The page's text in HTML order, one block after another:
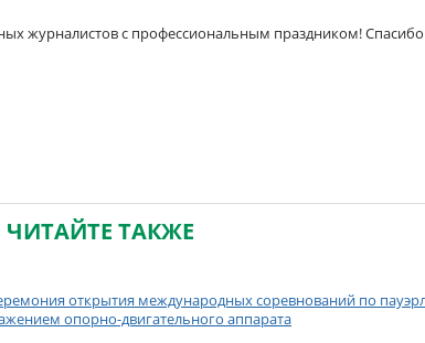
журналистов с профессиональным праздником!
ЧИТАЙТЕ ТАКЖЕ
открытия международных соревнований по
опорно-двигательного аппарата